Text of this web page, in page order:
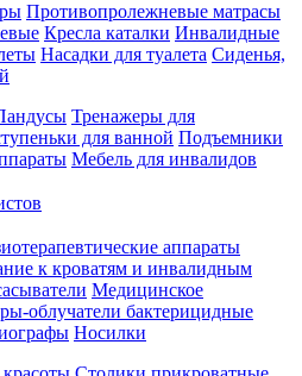
Противопролежневые матрасы
Кресла каталки Инвалидные
Насадки для туалета Сиденья,
Тренажеры для
для ванной Подъемники
Мебель для инвалидов
аппараты
к кроватям и инвалидным
Медицинское
облучатели бактерицидные
Носилки